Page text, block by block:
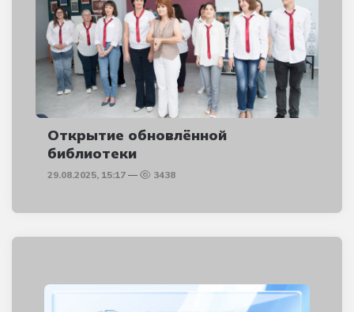
Открытие обновлённой
библиотеки
29.08.2025, 15:17 3438